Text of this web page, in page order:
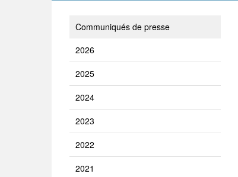
Communiqués de presse
2026
2025
2024
2023
2022
2021